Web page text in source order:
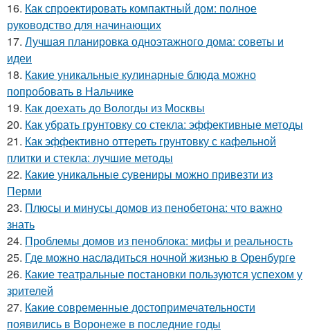
16. Как спроектировать компактный дом: полное
руководство для начинающих
17. Лучшая планировка одноэтажного дома: советы и
идеи
18. Какие уникальные кулинарные блюда можно
попробовать в Нальчике
19. Как доехать до Вологды из Москвы
20. Как убрать грунтовку со стекла: эффективные методы
21. Как эффективно оттереть грунтовку с кафельной
плитки и стекла: лучшие методы
22. Какие уникальные сувениры можно привезти из
Перми
23. Плюсы и минусы домов из пенобетона: что важно
знать
24. Проблемы домов из пеноблока: мифы и реальность
25. Где можно насладиться ночной жизнью в Оренбурге
26. Какие театральные постановки пользуются успехом у
зрителей
27. Какие современные достопримечательности
появились в Воронеже в последние годы